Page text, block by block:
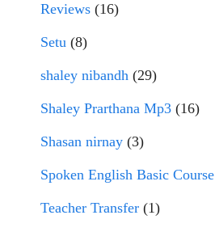
Reviews (16)
Setu (8)
shaley nibandh (29)
Shaley Prarthana Mp3 (16)
Shasan nirnay (3)
Spoken English Basic Course
Teacher Transfer (1)